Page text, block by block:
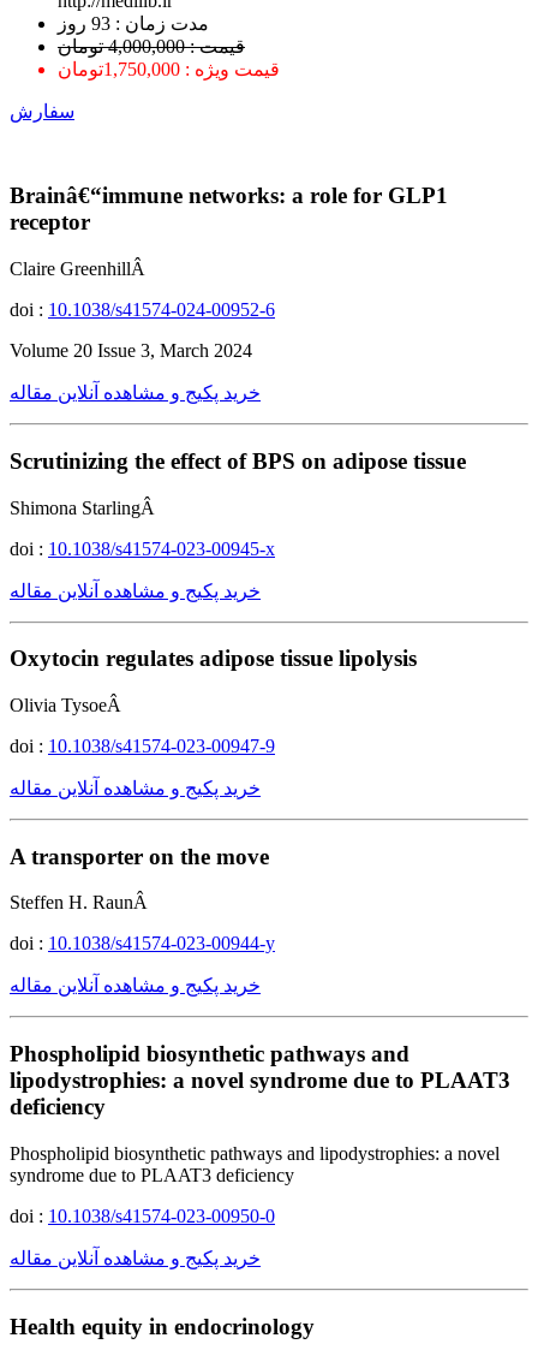
ﻣﺪﺕ ﺯﻣﺎﻥ : 93 ﺭﻭﺯ
قیمت : 4,000,000 تومان
قیمت ویژه : 1,750,000تومان
سفارش
Brainâ€“immune networks: a role for GLP1
receptor
Claire GreenhillÂ
doi : 10.1038/s41574-024-00952-6
Volume 20 Issue 3, March 2024
خرید پکیج و مشاهده آنلاین مقاله
Scrutinizing the effect of BPS on adipose tissue
Shimona StarlingÂ
doi : 10.1038/s41574-023-00945-x
خرید پکیج و مشاهده آنلاین مقاله
Oxytocin regulates adipose tissue lipolysis
Olivia TysoeÂ
doi : 10.1038/s41574-023-00947-9
خرید پکیج و مشاهده آنلاین مقاله
A transporter on the move
Steffen H. RaunÂ
doi : 10.1038/s41574-023-00944-y
خرید پکیج و مشاهده آنلاین مقاله
Phospholipid biosynthetic pathways and
lipodystrophies: a novel syndrome due to PLAAT3
deficiency
Phospholipid biosynthetic pathways and lipodystrophies: a novel
syndrome due to PLAAT3 deficiency
doi : 10.1038/s41574-023-00950-0
خرید پکیج و مشاهده آنلاین مقاله
Health equity in endocrinology